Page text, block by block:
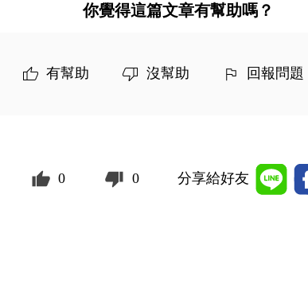
你覺得這篇文章有幫助嗎？
有幫助 沒幫助 回報問題
0 0 分享給好友